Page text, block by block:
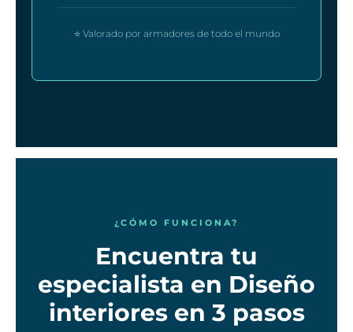
⭐ Valorado por armadores de todo el mundo
¿CÓMO FUNCIONA?
Encuentra tu
especialista en Diseño
interiores en 3 pasos